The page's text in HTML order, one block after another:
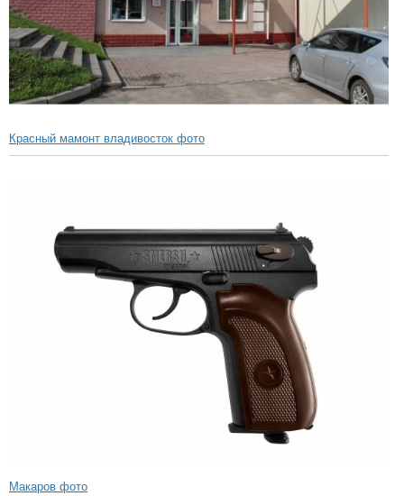
Красный мамонт владивосток фото
Макаров фото